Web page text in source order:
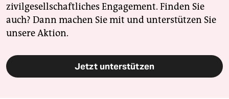
zivilgesellschaftliches Engagement. Finden Sie
auch? Dann machen Sie mit und unterstützen Sie
unsere Aktion.
Jetzt unterstützen